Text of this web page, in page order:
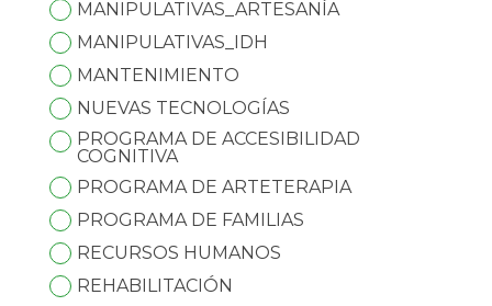
MANIPULATIVAS_ARTESANÍA
MANIPULATIVAS_IDH
MANTENIMIENTO
NUEVAS TECNOLOGÍAS
PROGRAMA DE ACCESIBILIDAD
COGNITIVA
PROGRAMA DE ARTETERAPIA
PROGRAMA DE FAMILIAS
RECURSOS HUMANOS
REHABILITACIÓN